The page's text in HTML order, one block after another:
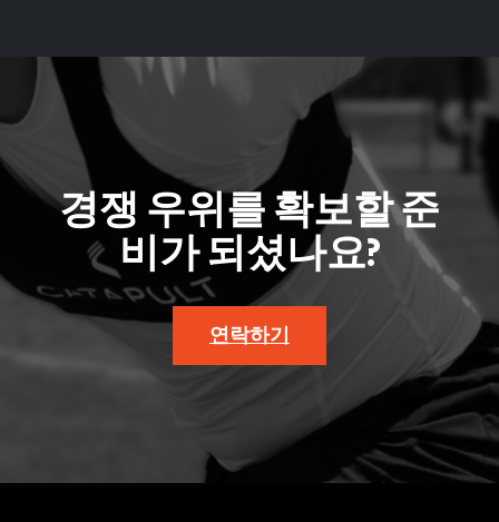
경쟁 우위를 확보할 준
비가 되셨나요?
연락하기